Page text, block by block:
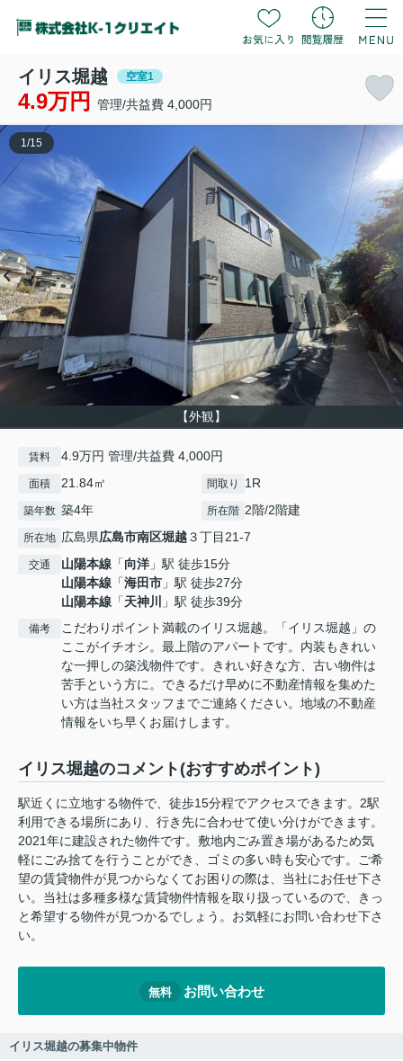
イリス堀越 空室1
4.9万円 管理/共益費 4,000円
【外観】
1 /15
賃料 4.9万円 管理/共益費 4,000円
面積 21.84㎡ 間取り 1R
築年数 築4年 所在階 2階/2階建
所在地 広島県広島市南区堀越３丁目21-7
交通 山陽本線 「向洋 」駅 徒歩15分
山陽本線 「海田市 」駅 徒歩27分
山陽本線 「天神川 」駅 徒歩39分
備考
こだわりポイント満載のイリス堀越。「イリス堀越」の
ここがイチオシ。最上階のアパートです。内装もきれい
な一押しの築浅物件です。きれい好きな方、古い物件は
苦手という方に。できるだけ早めに不動産情報を集めた
い方は当社スタッフまでご連絡ください。地域の不動産
情報をいち早くお届けします。
イリス堀越のコメント(おすすめポイント)
駅近くに立地する物件で、徒歩15分程でアクセスできます。2駅
利用できる場所にあり、行き先に合わせて使い分けができます。
2021年に建設された物件です。敷地内ごみ置き場があるため気
軽にごみ捨てを行うことができ、ゴミの多い時も安心です。ご希
望の賃貸物件が見つからなくてお困りの際は、当社にお任せ下さ
い。当社は多種多様な賃貸物件情報を取り扱っているので、きっ
と希望する物件が見つかるでしょう。お気軽にお問い合わせ下さ
い。
無料 お問い合わせ
イリス堀越の募集中物件